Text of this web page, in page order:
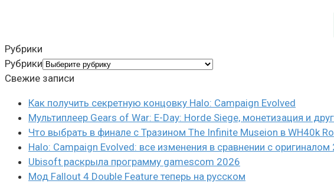
Рубрики
Рубрики
Свежие записи
Как получить секретную концовку Halo: Campaign Evolved
Мультиплеер Gears of War: E-Day: Horde Siege, монетизация и
Что выбрать в финале с Тразином The Infinite Museion в WH40k
Halo: Campaign Evolved: все изменения в сравнении с оригиналом
Ubisoft раскрыла программу gamescom 2026
Мод Fallout 4 Double Feature теперь на русском